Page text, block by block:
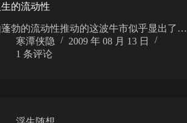
生的流动性
蓬勃的流动性推动的这波牛市似乎显出了…
寒潭侠隐
2009 年 08 月 13 日
1 条评论